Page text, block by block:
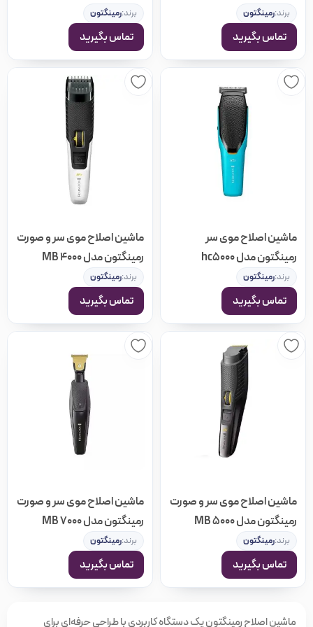
برند:رمینگتون
تماس بگیرید
برند:رمینگتون
تماس بگیرید
ماشین اصلاح موی سر
رمینگتون مدل hc5000
برند:رمینگتون
تماس بگیرید
ماشین اصلاح موی سر و صورت
رمینگتون مدل MB 4000
برند:رمینگتون
تماس بگیرید
ماشین اصلاح موی سر و صورت
رمینگتون مدل MB 5000
برند:رمینگتون
تماس بگیرید
ماشین اصلاح موی سر و صورت
رمینگتون مدل MB 7000
برند:رمینگتون
تماس بگیرید
ماشین اصلاح رمینگتون یک دستگاه کاربردی با طراحی حرفه‌ای برای